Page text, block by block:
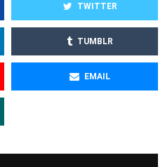
TWITTER
TUMBLR
EMAIL